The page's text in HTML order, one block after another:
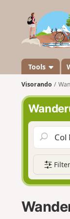
Tools
Visorando